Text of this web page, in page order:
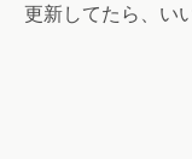
更新してたら、い